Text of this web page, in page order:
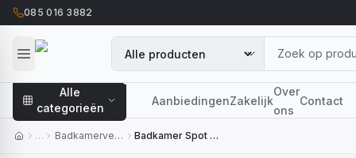
085 016 3882
Alle
categorieën
AanbiedingenZakelijk
Over
ons
Contact
… Badkamerverlichting
Badkamer Spot NOVA2, 2-Lichts, IP44, Zwart